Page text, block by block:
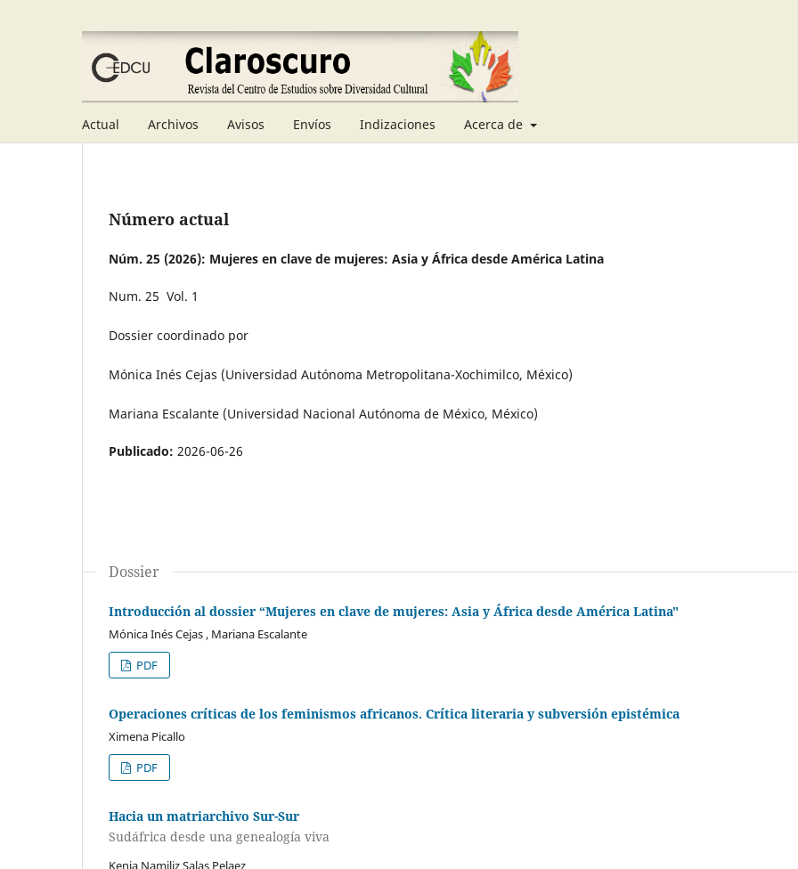
Actual Archivos Avisos Envíos Indizaciones Acerca de
Número actual
Núm. 25 (2026): Mujeres en clave de mujeres: Asia y África desde América Latina
Num. 25 Vol. 1
Dossier coordinado por
Mónica Inés Cejas (Universidad Autónoma Metropolitana-Xochimilco, México)
Mariana Escalante (Universidad Nacional Autónoma de México, México)
Publicado: 2026-06-26
Dossier
Introducción al dossier “Mujeres en clave de mujeres: Asia y África desde América Latina"
Mónica Inés Cejas , Mariana Escalante
PDF
Operaciones críticas de los feminismos africanos. Crítica literaria y subversión epistémica
Ximena Picallo
PDF
Hacia un matriarchivo Sur-Sur
Sudáfrica desde una genealogía viva